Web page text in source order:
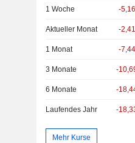
1 Woche -
Aktueller Monat -
1 Monat -
3 Monate -
6 Monate -
Laufendes Jahr -
Mehr Kurse